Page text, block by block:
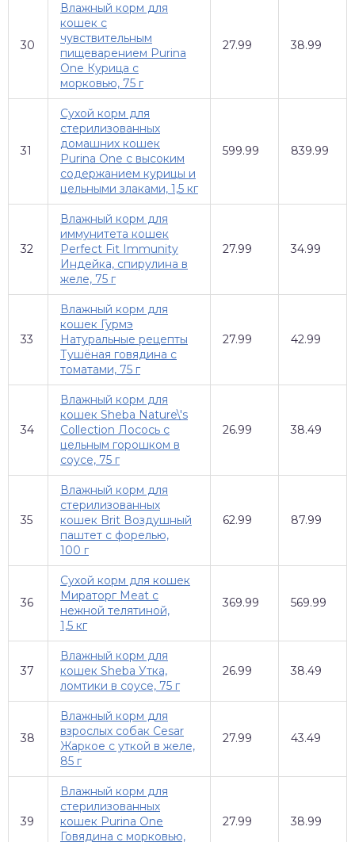
30
Влажный корм для
кошек с
чувствительным
пищеварением Purina
One Курица с
морковью, 75 г
27.99 38.99
31
Сухой корм для
стерилизованных
домашних кошек
Purina One с высоким
содержанием курицы и
цельными злаками, 1,5 кг
599.99 839.99
32
Влажный корм для
иммунитета кошек
Perfect Fit Immunity
Индейка, спирулина в
желе, 75 г
27.99 34.99
33
Влажный корм для
кошек Гурмэ
Натуральные рецепты
Тушёная говядина с
томатами, 75 г
27.99 42.99
34
Влажный корм для
кошек Sheba Nature\'s
Collection Лосось с
цельным горошком в
соусе, 75 г
26.99 38.49
35
Влажный корм для
стерилизованных
кошек Brit Воздушный
паштет с форелью,
100 г
62.99 87.99
36
Сухой корм для кошек
Мираторг Meat с
нежной телятиной,
1,5 кг
369.99 569.99
37
Влажный корм для
кошек Sheba Утка,
ломтики в соусе, 75 г
26.99 38.49
38
Влажный корм для
взрослых собак Cesar
Жаркое с уткой в желе,
85 г
27.99 43.49
39
Влажный корм для
стерилизованных
кошек Purina One
Говядина с морковью,
27.99 38.99